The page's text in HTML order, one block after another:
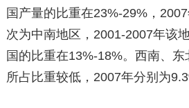
国产量的比重在23%-29%，
次为中南地区，2001-2007年该
国的比重在13%-18%。西南、
所占比重较低，2007年分别为